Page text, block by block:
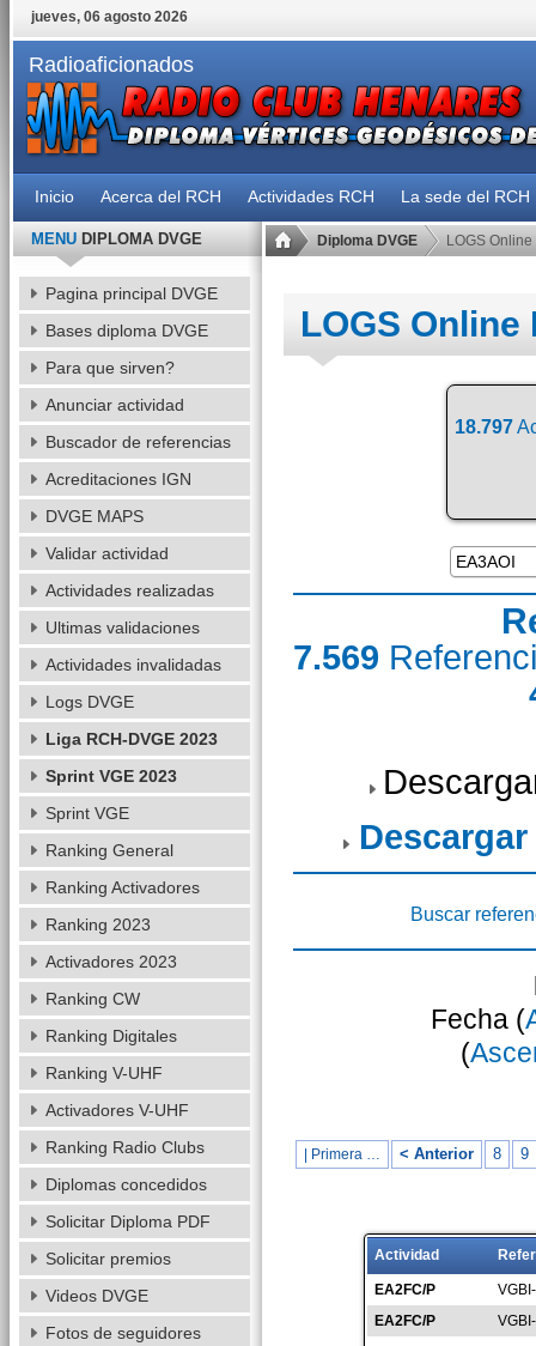
jueves, 06 agosto 2026
Radioaficionados
Inicio Acerca del RCH Actividades RCH La sede del RCH
Diploma DVGE LOGS Online
LOGS Online
18.797
7.569
Buscar
Fecha (
(
| Primera … < Anterior 8 9
Actividad
EA2FC/P
EA2FC/P
MENUDIPLOMA DVGE
Pagina principal DVGE
Bases diploma DVGE
Para que sirven?
Anunciar actividad
Buscador de referencias
Acreditaciones IGN
DVGE MAPS
Validar actividad
Actividades realizadas
Ultimas validaciones
Actividades invalidadas
Logs DVGE
Liga RCH-DVGE 2023
Sprint VGE 2023
Sprint VGE
Ranking General
Ranking Activadores
Ranking 2023
Activadores 2023
Ranking CW
Ranking Digitales
Ranking V-UHF
Activadores V-UHF
Ranking Radio Clubs
Diplomas concedidos
Solicitar Diploma PDF
Solicitar premios
Videos DVGE
Fotos de seguidores